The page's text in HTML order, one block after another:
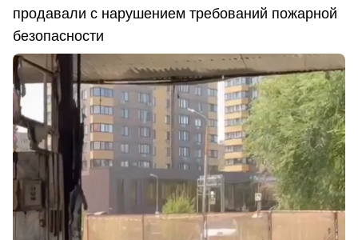
продавали с нарушением требований пожарной
безопасности